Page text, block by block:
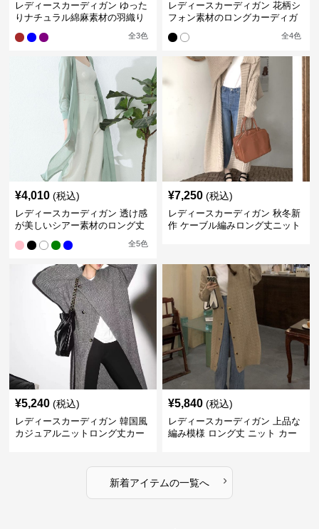
レディースカーディガン ゆった
りナチュラル綿麻素材の羽織り
全3色
レディースカーディガン 花柄シ
フォン素材のロングカーディガ
全4色
¥4,010 (税込)
レディースカーディガン 透け感
が美しいシアー素材のロング丈
全5色
¥7,250 (税込)
レディースカーディガン 秋冬新
作 ケーブル編みロング丈ニット
¥5,240 (税込)
レディースカーディガン 韓国風
カジュアルニットロング丈カー
¥5,840 (税込)
レディースカーディガン 上品な
編み模様 ロング丈 ニット カー
新着アイテムの一覧へ ›